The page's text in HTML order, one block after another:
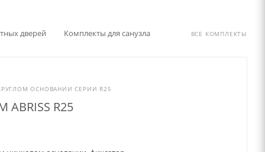
дверей Комплекты для санузла ВСЕ КОМПЛЕКТЫ
ОСНОВАНИИ СЕРИИ R25
ABRISS R25